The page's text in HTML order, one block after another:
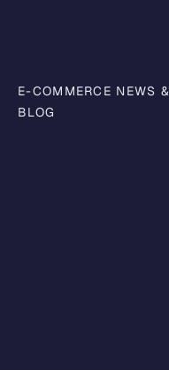
E-COMMERCE NEWS &
BLOG